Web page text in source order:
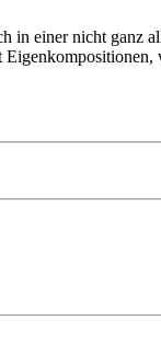
einer nicht ganz